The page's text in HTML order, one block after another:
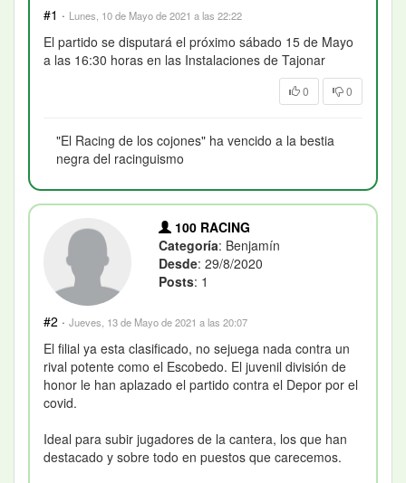
#1 · Lunes, 10 de Mayo de 2021 a las 22:22
El partido se disputará el próximo sábado 15 de Mayo
a las 16:30 horas en las Instalaciones de Tajonar
0 0
"El Racing de los cojones" ha vencido a la bestia
negra del racinguismo
100 RACING
Categoría: Benjamín
Desde: 29/8/2020
Posts: 1
#2 · Jueves, 13 de Mayo de 2021 a las 20:07
El filial ya esta clasificado, no sejuega nada contra un
rival potente como el Escobedo. El juvenil división de
honor le han aplazado el partido contra el Depor por el
covid.
Ideal para subir jugadores de la cantera, los que han
destacado y sobre todo en puestos que carecemos.